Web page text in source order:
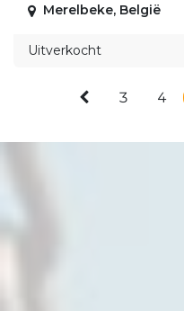
Merelbeke, België
Uitverkocht
3 4